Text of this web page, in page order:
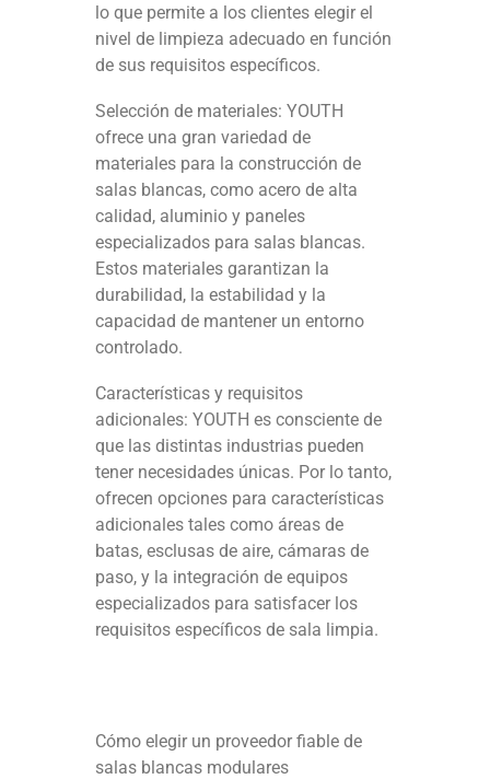
lo que permite a los clientes elegir el
nivel de limpieza adecuado en función
de sus requisitos específicos.
Selección de materiales: YOUTH
ofrece una gran variedad de
materiales para la construcción de
salas blancas, como acero de alta
calidad, aluminio y paneles
especializados para salas blancas.
Estos materiales garantizan la
durabilidad, la estabilidad y la
capacidad de mantener un entorno
controlado.
Características y requisitos
adicionales: YOUTH es consciente de
que las distintas industrias pueden
tener necesidades únicas. Por lo tanto,
ofrecen opciones para características
adicionales tales como áreas de
batas, esclusas de aire, cámaras de
paso, y la integración de equipos
especializados para satisfacer los
requisitos específicos de sala limpia.
Cómo elegir un proveedor fiable de
salas blancas modulares